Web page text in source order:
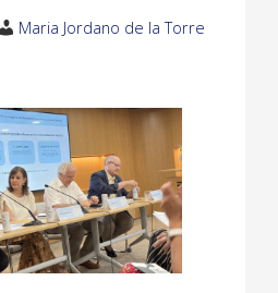
Maria Jordano de la Torre